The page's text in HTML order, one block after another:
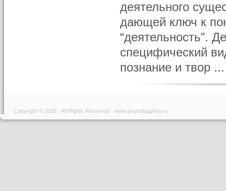
деятельного
дающей ключ к
“деятельность”.
специфический
познание и твор ...
Copyright © 2026 - All Rights Reserved - www.psyhologykey.ru